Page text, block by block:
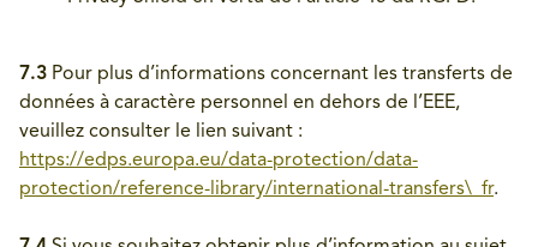
7.3 Pour plus d’informations concernant les transferts de
données à caractère personnel en dehors de l’EEE,
veuillez consulter le lien suivant :
https://edps.europa.eu/data-protection/data-
protection/reference-library/international-transfers\_fr.